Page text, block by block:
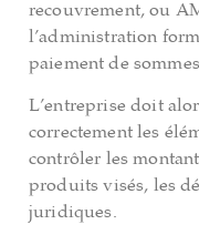
recouvrement, ou
l’administration
paiement de
L’entreprise doit
correctement les
contrôler les
produits visés, les
juridiques.